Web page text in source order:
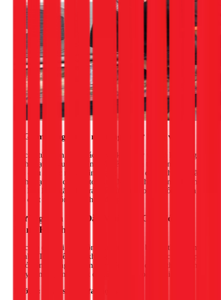
3. Giảm tiếng ồn và ngăn ngừa hư hỏng vặt
Lá cây, túi nilon, hoặc các dị vật khác bay vào và kẹt trong
cánh quạt là nguyên nhân phổ biến gây ra tiếng ồn "rè rè"
khó chịu từ cục nóng. Tình trạng này kéo dài có thể làm gãy
cánh quạt hoặc cháy motor quạt. Mái che hoạt động như một
tấm lưới lọc, ngăn chặn rác bẩn từ trên cao rơi xuống, đảm
bảo quạt dàn nóng luôn hoạt động êm ái.
Hướng Dẫn Lắp Đặt Mái Che Cục Nóng
Đúng Kỹ Thuật
Việc lắp đặt mái che không quá phức tạp, bạn có thể tự làm
tại nhà. Tuy nhiên, nếu không có đủ dụng cụ hoặc vị trí lắp
đặt ở trên cao, nguy hiểm, hãy liên hệ với các kỹ thuật viên
chuyên nghiệp như 1Fix để đảm bảo an toàn và hiệu quả.
Bước 1: Khảo sát và lựa chọn vật liệu